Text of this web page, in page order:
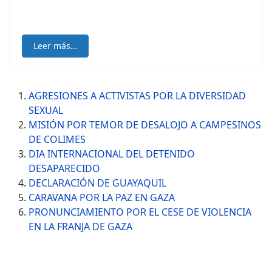
Leer más…
AGRESIONES A ACTIVISTAS POR LA DIVERSIDAD
SEXUAL
MISIÓN POR TEMOR DE DESALOJO A CAMPESINOS
DE COLIMES
DIA INTERNACIONAL DEL DETENIDO
DESAPARECIDO
DECLARACIÓN DE GUAYAQUIL
CARAVANA POR LA PAZ EN GAZA
PRONUNCIAMIENTO POR EL CESE DE VIOLENCIA
EN LA FRANJA DE GAZA